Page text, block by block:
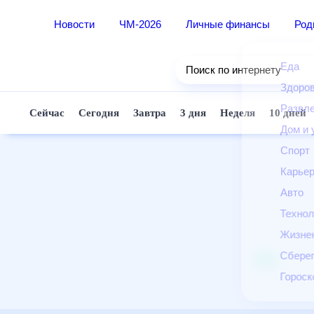
Новости ЧМ-2026 Личные финансы
Еда
Дом
Спорт
Авто
Поиск по интернету
Сейчас Сегодня Завтра 3 дня Неделя 10